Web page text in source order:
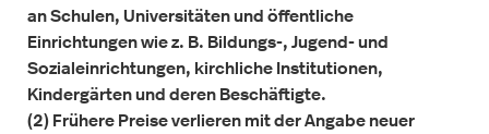
an Schulen, Universitäten und öffentliche
Einrichtungen wie z. B. Bildungs-, Jugend- und
Sozialeinrichtungen, kirchliche Institutionen,
Kindergärten und deren Beschäftigte.
(2) Frühere Preise verlieren mit der Angabe neuer